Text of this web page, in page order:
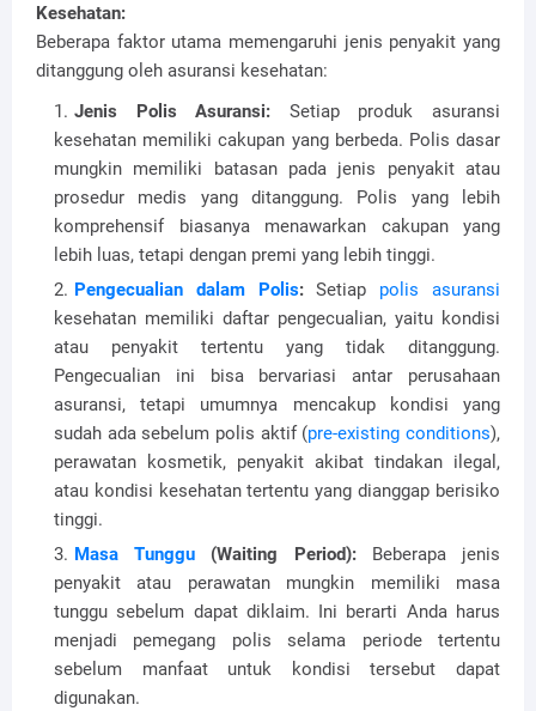
Kesehatan:
Beberapa faktor utama memengaruhi jenis penyakit yang
ditanggung oleh asuransi kesehatan:
Jenis Polis Asuransi: Setiap produk asuransi
kesehatan memiliki cakupan yang berbeda. Polis dasar
mungkin memiliki batasan pada jenis penyakit atau
prosedur medis yang ditanggung. Polis yang lebih
komprehensif biasanya menawarkan cakupan yang
lebih luas, tetapi dengan premi yang lebih tinggi.
Pengecualian dalam Polis:Setiap polis asuransi
kesehatan memiliki daftar pengecualian, yaitu kondisi
atau penyakit tertentu yang tidak ditanggung.
Pengecualian ini bisa bervariasi antar perusahaan
asuransi, tetapi umumnya mencakup kondisi yang
sudah ada sebelum polis aktif (pre-existing conditions),
perawatan kosmetik, penyakit akibat tindakan ilegal,
atau kondisi kesehatan tertentu yang dianggap berisiko
tinggi.
Masa Tunggu (Waiting Period): Beberapa jenis
penyakit atau perawatan mungkin memiliki masa
tunggu sebelum dapat diklaim. Ini berarti Anda harus
menjadi pemegang polis selama periode tertentu
sebelum manfaat untuk kondisi tersebut dapat
digunakan.